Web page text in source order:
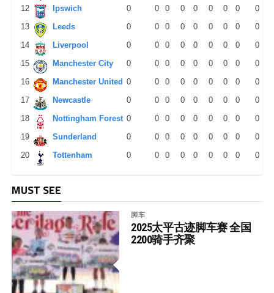
12 Ipswich 0 0 0 0 0 0 0 0
0
13
Leeds 0 0 0 0 0 0 0 0
0
14
Liverpool 0 0 0 0 0 0 0 0
0
15
Manchester City 0 0 0 0 0 0 0 0
0
16
Manchester United 0 0 0 0 0 0 0 0
0
17
Newcastle 0 0 0 0 0 0 0 0
0
18
Nottingham Forest 0 0 0 0 0 0 0 0
0
19
Sunderland 0 0 0 0 0 0 0 0
0
20
Tottenham 0 0 0 0 0 0 0 0 0
MUST SEE
脚车
2025太平古迹脚车赛 全国
2200骑手齐聚